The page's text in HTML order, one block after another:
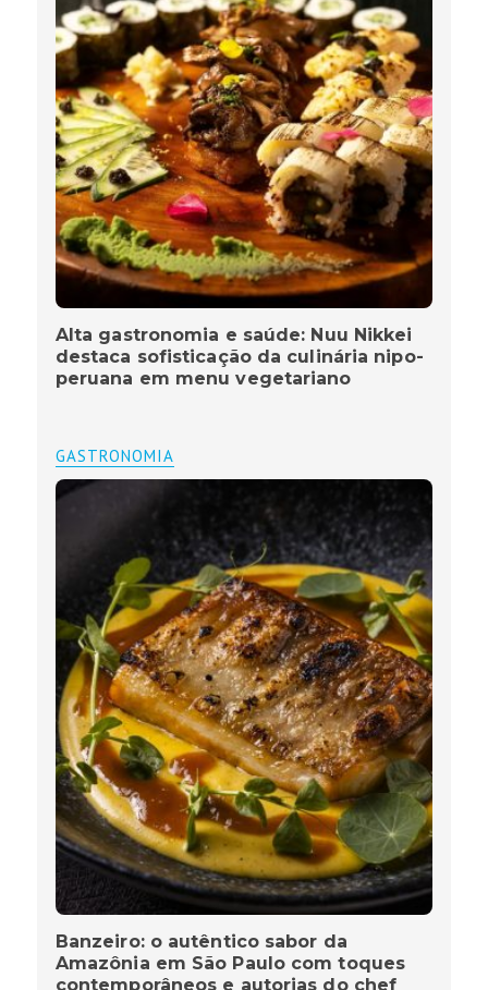
Alta gastronomia e saúde: Nuu Nikkei
destaca sofisticação da culinária nipo-
peruana em menu vegetariano
GASTRONOMIA
Banzeiro: o autêntico sabor da
Amazônia em São Paulo com toques
contemporâneos e autorias do chef